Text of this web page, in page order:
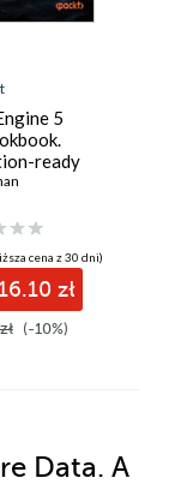
5
ready
and
cena z 30 dni)
zł
(-10%)
Data. A